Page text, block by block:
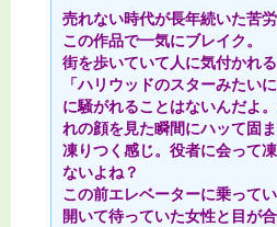
売れない時代が長年続いた苦
この作品で一気にブレイク。
街を歩いていて人に気付かれ
「ハリウッドのスターみたい
に騒がれることはないんだよ
れの顔を見た瞬間にハッて固ま
凍りつく感じ。役者に会って
ないよね？
この前エレベーターに乗って
開いて待っていた女性と目が